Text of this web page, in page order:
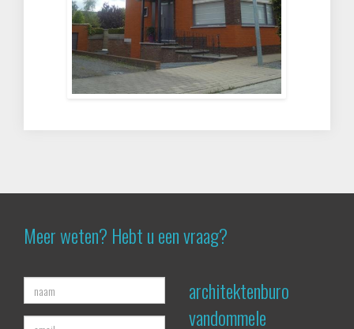
Meer weten? Hebt u een vraag?
architektenburo
vandommele